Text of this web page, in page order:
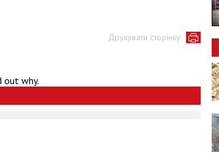
Друкувати сторінку
out why.